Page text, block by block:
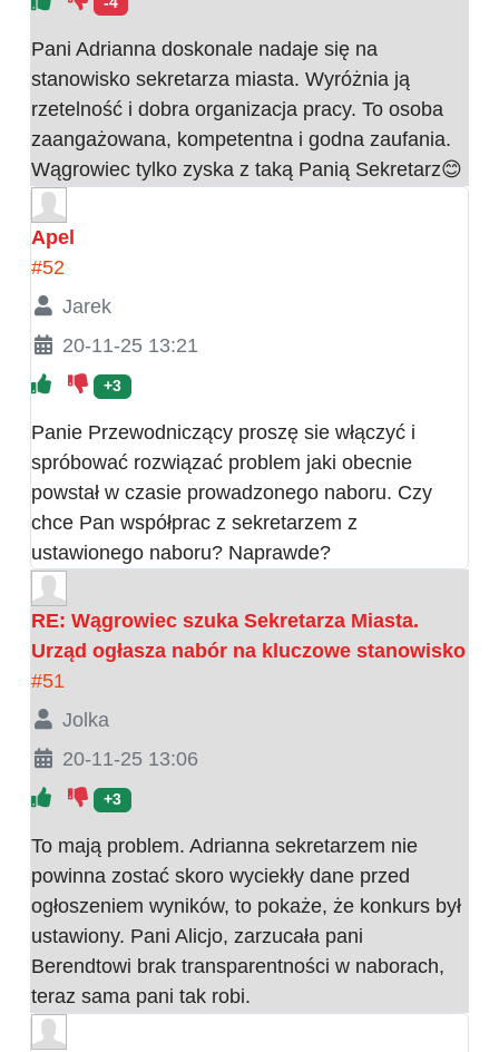
Pani Adrianna doskonale nadaje się na
stanowisko sekretarza miasta. Wyróżnia ją
rzetelność i dobra organizacja pracy. To osoba
zaangażowana, kompetentna i godna zaufania.
Wągrowiec tylko zyska z taką Panią Sekretarz😊
Apel
#52
Jarek
20-11-25 13:21
+3
Panie Przewodniczący proszę sie włączyć i
spróbować rozwiązać problem jaki obecnie
powstał w czasie prowadzonego naboru. Czy
chce Pan współprac z sekretarzem z
ustawionego naboru? Naprawde?
RE: Wągrowiec szuka Sekretarza Miasta.
Urząd ogłasza nabór na kluczowe stanowisko
#51
Jolka
20-11-25 13:06
+3
To mają problem. Adrianna sekretarzem nie
powinna zostać skoro wyciekły dane przed
ogłoszeniem wyników, to pokaże, że konkurs był
ustawiony. Pani Alicjo, zarzucała pani
Berendtowi brak transparentności w naborach,
teraz sama pani tak robi.